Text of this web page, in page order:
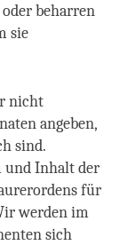
beharren
sie
nicht
angeben,
sind.
und Inhalt der
für
werden im
sich